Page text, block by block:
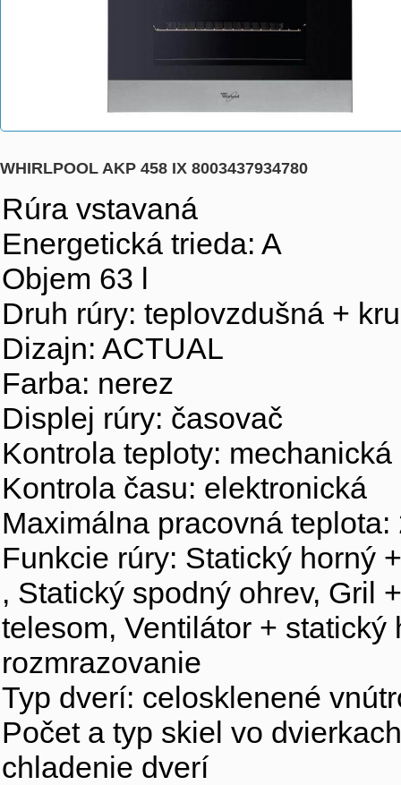
WHIRLPOOL AKP 458 IX 8003437934780
Rúra vstavaná
Energetická trieda: A
Objem 63 l
Druh rúry: teplovzdušná +
Dizajn: ACTUAL
Farba: nerez
Displej rúry: časovač
Kontrola teploty: mechanická
Kontrola času: elektronická
Maximálna pracovná teplota:
Funkcie rúry: Statický horný
, Statický spodný ohrev, Gril
telesom, Ventilátor +
rozmrazovanie
Typ dverí: celosklenené
Počet a typ skiel vo
chladenie dverí